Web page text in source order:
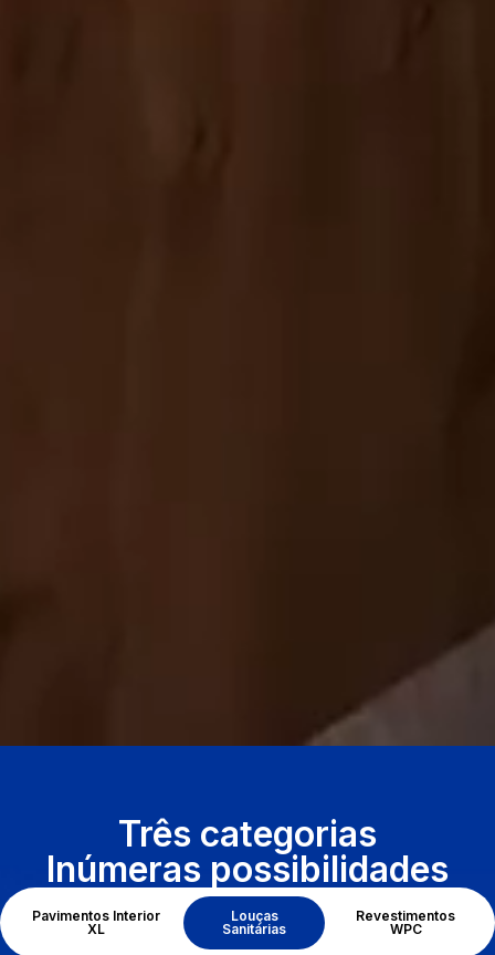
Três categorias
Inúmeras possibilidades
Pavimentos Interior
XL
Louças
Sanitárias
Revestimentos
WPC